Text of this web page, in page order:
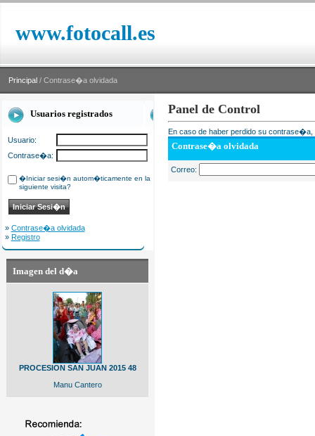
www.fotocall.es
Principal / Contrase�a olvidada
Usuarios registrados
Usuario:
Contrase�a:
�Iniciar sesi�n autom�ticamente en la
siguiente visita?
» Contrase�a olvidada
» Registro
Imagen del d�a
PROCESION SAN JUAN 2015 48
Manu Cantero
Panel de Control
En caso de haber perdido su
Contrase�a olvidada
Correo: